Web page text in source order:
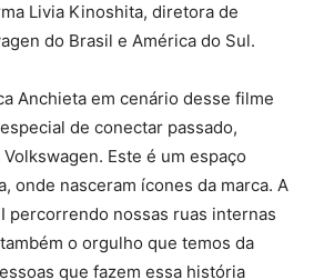
Livia Kinoshita, diretora de
do Brasil e América do Sul.
Anchieta em cenário desse filme
de conectar passado,
Este é um espaço
onde nasceram ícones da marca. A
percorrendo nossas ruas internas
o orgulho que temos da
que fazem essa história